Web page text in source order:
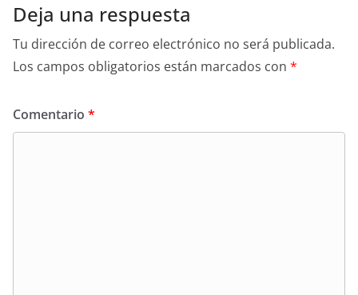
Deja una respuesta
Tu dirección de correo electrónico no será publicada.
Los campos obligatorios están marcados con *
Comentario *